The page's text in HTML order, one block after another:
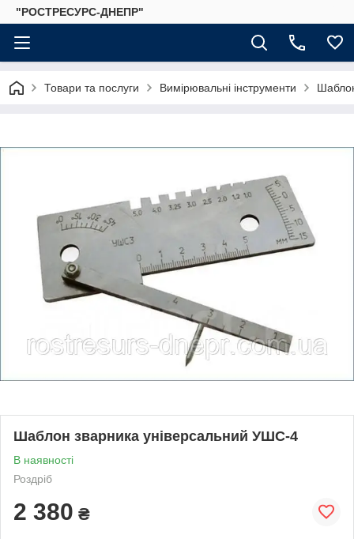
"РОСТРЕСУРС-ДНЕПР"
Товари та послуги Вимірювальні інструменти
Шаблон зварника універсальний УШС-4
В наявності
Роздріб
2 380 ₴